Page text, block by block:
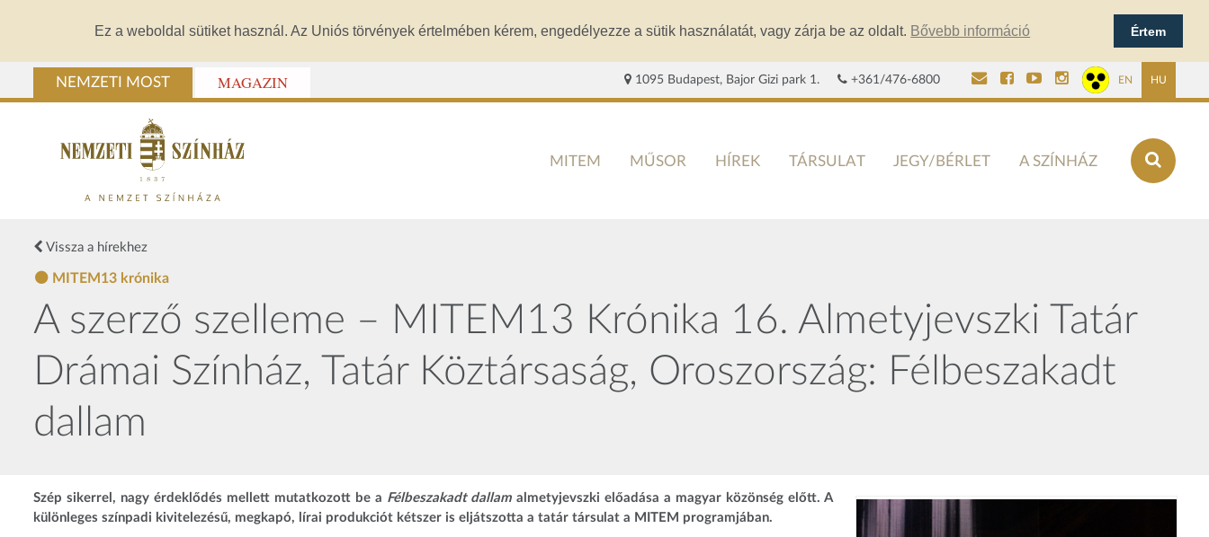
Ez a weboldal sütiket használ. Az Uniós törvények értelmében kérem, engedélyezze a sütik használatát, vagy zárja be az oldalt. Bővebb információ Értem
NEMZETI MOST MAGAZIN 1095 Budapest, Bajor Gizi park 1. +361/476-6800 EN HU
MITEM MŰSOR HÍREK TÁRSULAT JEGY/BÉRLET A SZÍNHÁZ
Vissza a hírekhez
MITEM13 krónika
A szerző szelleme – MITEM13 Krónika 16. Almetyjevszki Tatár
Drámai Színház, Tatár Köztársaság, Oroszország: Félbeszakadt
dallam
Szép sikerrel, nagy érdeklődés mellett mutatkozott be a Félbeszakadt dallam almetyjevszki előadása a magyar közönség előtt. A
különleges színpadi kivitelezésű, megkapó, lírai produkciót kétszer is eljátszotta a tatár társulat a MITEM programjában.